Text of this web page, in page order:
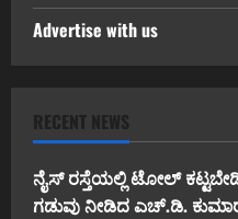
Advertise with us
RECENT NEWS
ನೈಸ್ ರಸ್ತೆಯಲ್ಲಿ ಟೋಲ್
ಗಡುವು ನೀಡಿದ ಎಚ್.ಡಿ.